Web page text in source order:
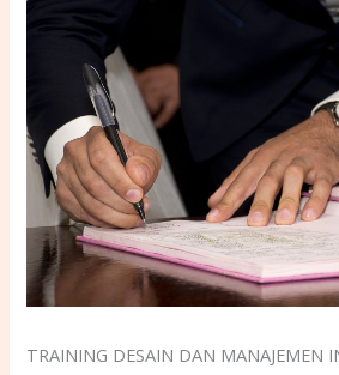
TRAINING DESAIN DAN MANAJEMEN